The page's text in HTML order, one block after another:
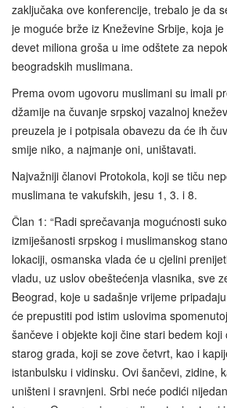
zaključaka ove konferencije, trebalo je da
je moguće brže iz Kneževine Srbije, koja
devet miliona groša u ime odštete za
beogradskih muslimana.
Prema ovom ugovoru muslimani su imali
džamije na čuvanje srpskoj vazalnoj
preuzela je i potpisala obavezu da će ih
smije niko, a najmanje oni, uništavati.
Najvažniji članovi Protokola, koji se tiču
muslimana te vakufskih, jesu 1, 3. i 8.
Član 1: “Radi sprečavanja mogućnosti
izmiješanosti srpskog i muslimanskog
lokaciji, osmanska vlada će u cjelini
vladu, uz uslov obeštećenja vlasnika, sve
Beograd, koje u sadašnje vrijeme
će prepustiti pod istim uslovima
šančeve i objekte koji čine stari bedem koji
starog grada, koji se zove četvrt, kao i
istanbulsku i vidinsku. Ovi šančevi, zidine,
uništeni i sravnjeni. Srbi neće podići